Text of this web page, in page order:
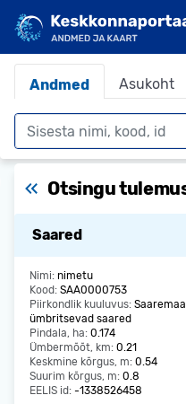
Andmed Asukoht
Otsing
Otsingu
Saared
Nimi: nimetu
Kood: SAA0000753
Piirkondlik kuuluvus:
ümbritsevad saared
Pindala, ha: 0.174
Ümbermõõt, km: 0.21
Keskmine kõrgus, m: 0.54
Suurim kõrgus, m: 0.8
EELIS id: -1338526458